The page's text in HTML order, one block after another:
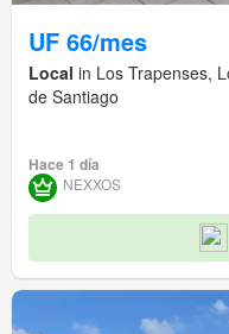
UF 66/mes
Local in Los Trapenses,
de Santiago
Hace 1 día
NEXXOS